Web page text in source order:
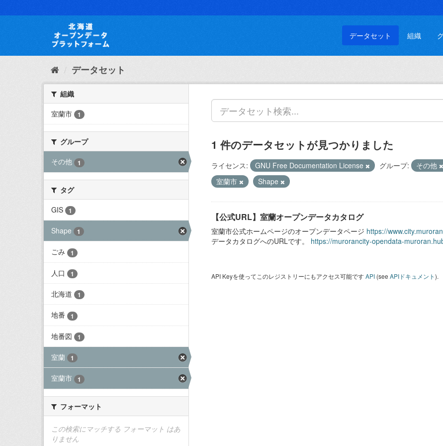
キ
て
データセット 組織
データセット
組織
室蘭市
1
グループ
その他
1
タグ
GIS
1
Shape 1
ごみ 1
人口 1
北海道 1
地番 1
地番図 1
室蘭 1
室蘭市 1
フォーマット
この検索にマッチする フォーマット はあ
りません
1 件のデータセットが見つかりました
ライセンス: GNU Free Documentation License グループ: その他
室蘭市
Shape
【公式URL】室蘭オープンデータカタログ
室蘭市公式ホームページのオープンデータページ https://
データカタログへのURLです。 https://murorancity-opendata-
API Keyを使ってこのレジストリーにもアクセス可能ですAPI (see APIドキュメント).